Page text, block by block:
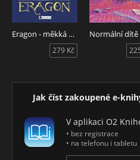
Eragon - měkká vazba
279 Kč
Normální dítě
Jak číst zakoupené e-
V aplikaci O2
• bez registrace
• na telefonu i tabletu